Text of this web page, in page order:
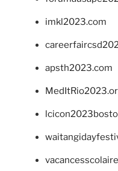
imkl2023.com
apsth2023.com